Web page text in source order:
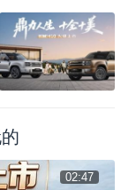
02:47